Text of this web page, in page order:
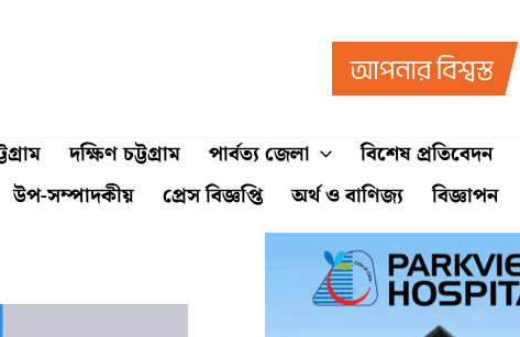
দক্ষিণ চট্টগ্রাম পার্বত্য জেলা বিশেষ প্রতিবেদন
উপ-সম্পাদকীয় প্রেস বিজ্ঞপ্তি অর্থ ও বাণিজ্য বিজ্ঞাপন